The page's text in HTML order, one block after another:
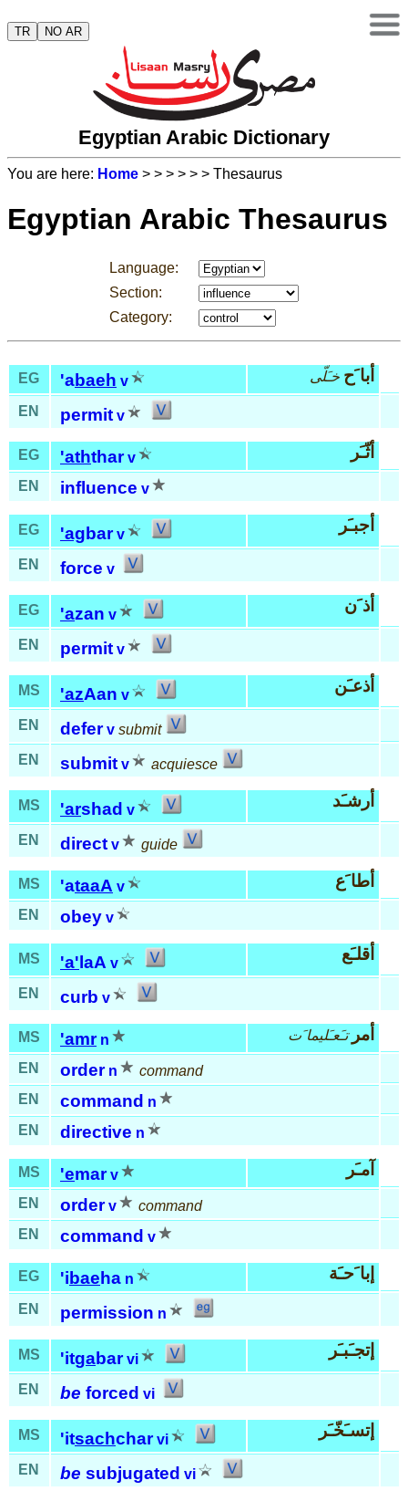
TR NO AR
Egyptian Arabic Dictionary
You are here: Home > > > > > > Thesaurus
Egyptian Arabic Thesaurus
Language:
Section:
Category:
EG 'abaeh v أبا َح خـَلّى
EN permit v
EG 'aththar v أثّـَر
EN influence v
EG 'agbar v أجبـَر
EN force v
EG 'azan v أذ َن
EN permit v
MS 'azAan v أذعـَن
EN defer v submit
EN
submit v acquiesce
MS 'arshad v أرشـَد
EN direct v guide
MS 'ataaA v أطا َع
EN obey v
MS 'a' laA v أقلـَع
EN curb v
MS 'amr n أمر تـَعـَليما َت
EN order n
command
EN
command n
EN
directive n
MS 'emar v آمـَر
EN order v
command
EN
command v
EG 'ibaeha n إبا َحـَة
EN permission n
MS 'itgabar vi إتجـَبـَر
EN be forced vi
MS 'itsachchar vi إتسـَخّـَر
EN be subjugated vi